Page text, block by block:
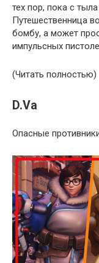
тех пор, пока с
Путешественница
бомбу, а может
импульсных
(Читать полностью)
D.Va
Опасные